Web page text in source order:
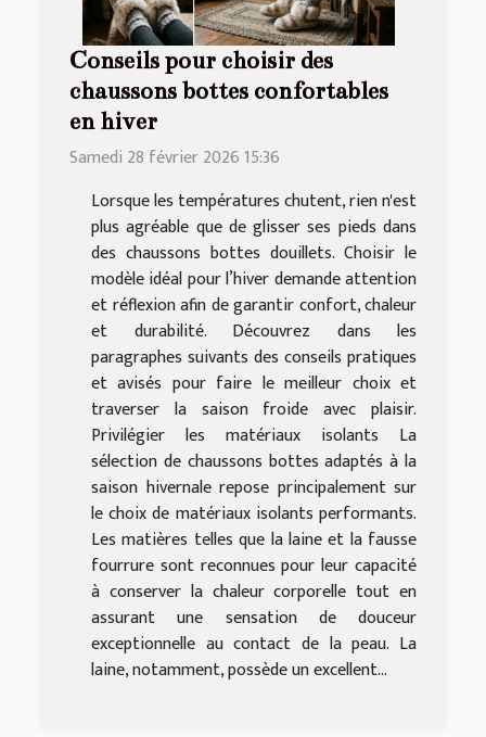
Conseils pour choisir des
chaussons bottes confortables
en hiver
Samedi 28 février 2026 15:36
Lorsque les températures chutent, rien n'est
plus agréable que de glisser ses pieds dans
des chaussons bottes douillets. Choisir le
modèle idéal pour l’hiver demande attention
et réflexion afin de garantir confort, chaleur
et durabilité. Découvrez dans les
paragraphes suivants des conseils pratiques
et avisés pour faire le meilleur choix et
traverser la saison froide avec plaisir.
Privilégier les matériaux isolants La
sélection de chaussons bottes adaptés à la
saison hivernale repose principalement sur
le choix de matériaux isolants performants.
Les matières telles que la laine et la fausse
fourrure sont reconnues pour leur capacité
à conserver la chaleur corporelle tout en
assurant une sensation de douceur
exceptionnelle au contact de la peau. La
laine, notamment, possède un excellent...